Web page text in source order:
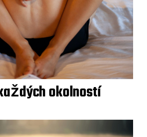
okolností